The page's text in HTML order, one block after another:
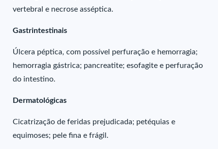
vertebral e necrose asséptica.
Gastrintestinais
Úlcera péptica, com possível perfuração e hemorragia;
hemorragia gástrica; pancreatite; esofagite e perfuração
do intestino.
Dermatológicas
Cicatrização de feridas prejudicada; petéquias e
equimoses; pele fina e frágil.